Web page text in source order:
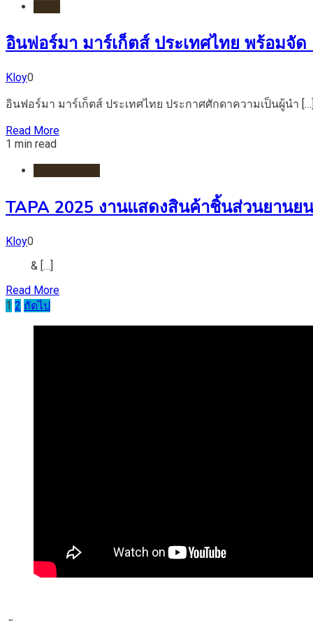
อินฟอร์มา มาร์เก็ตส์ ประเทศไทย พร้อมจั
Kloy0
อินฟอร์มา มาร์เก็ตส์ ประเทศไทย ประกาศศักดาความเป็นผู้นำ
Read More
1 min read
TAPA 2025 งานแสดงสินค้าชิ้นส่วนยานย
Kloy0
& […]
Read More
Posts
pagination
1 2 ถัดไป